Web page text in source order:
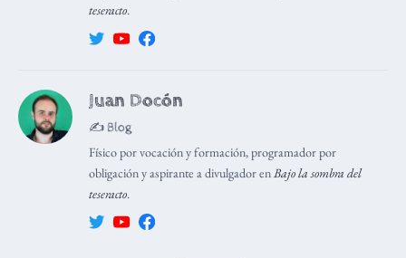
teseracto.
Juan Docón
✍️ Blog
Físico por vocación y formación, programador por
obligación y aspirante a divulgador enBajo la sombra del
teseracto.